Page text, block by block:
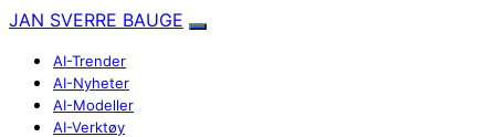
JAN SVERRE BAUGE
AI-Trender
AI-Nyheter
AI-Modeller
AI-Verktøy